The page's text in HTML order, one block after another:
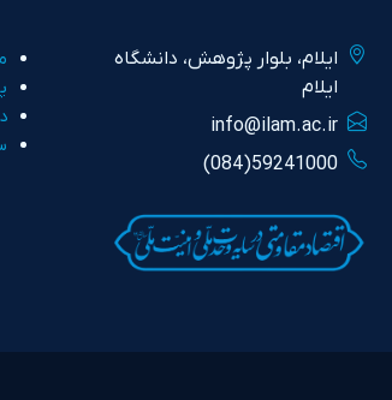
ايلام، بلوار پژوهش، دانشگاه
ايلام
info@ilam.ac.ir
59241000(084)